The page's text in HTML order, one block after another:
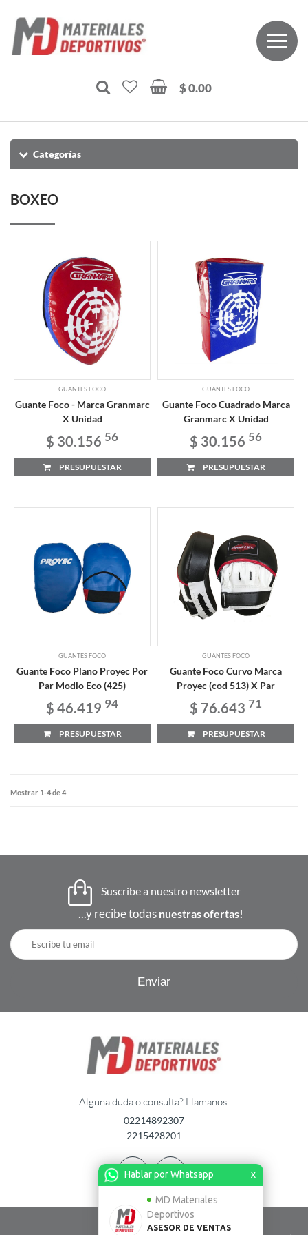
Hablar por Whatsapp X
MD Materiales
Deportivos
ASESOR DE VENTAS
$ 0.00
Categorías
BOXEO
GUANTES FOCO
Guante Foco - Marca Granmarc
X Unidad
$ 30.156 56
PRESUPUESTAR
GUANTES FOCO
Guante Foco Cuadrado Marca
Granmarc X Unidad
$ 30.156 56
PRESUPUESTAR
GUANTES FOCO
Guante Foco Plano Proyec Por
Par Modlo Eco (425)
$ 46.419 94
PRESUPUESTAR
GUANTES FOCO
Guante Foco Curvo Marca
Proyec (cod 513) X Par
$ 76.643 71
PRESUPUESTAR
Mostrar 1-4 de 4
Suscribe a nuestro newsletter
...y recibe todas nuestras ofertas!
Alguna duda o consulta? Llamanos:
02214892307
2215428201